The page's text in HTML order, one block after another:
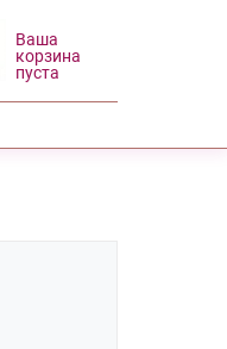
Ваша
корзина
пуста